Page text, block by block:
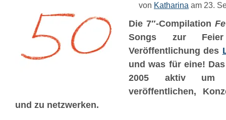
von Katharina am 23.
Die 7″-Compilation
Songs zur
Veröffentlichung des
und was für eine!
2005 aktiv um
veröffentlichen,
und zu netzwerken.